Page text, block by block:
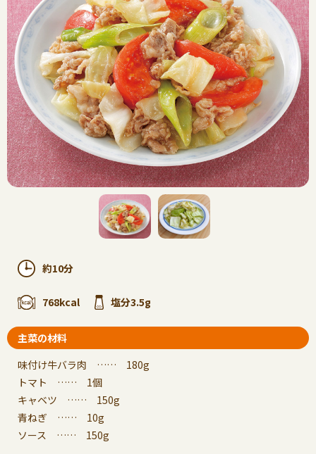
約10分
768kcal 塩分3.5g
主菜の材料
味付け牛バラ肉 …… 180g
トマト …… 1個
キャベツ …… 150g
青ねぎ …… 10g
ソース …… 150g